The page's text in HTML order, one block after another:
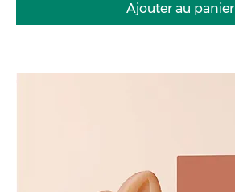
Ajouter au panier